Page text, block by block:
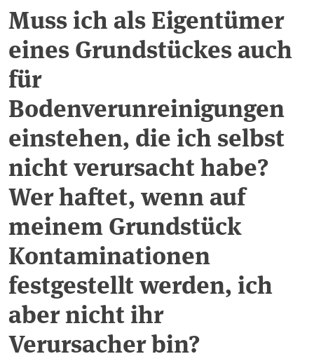
Muss ich als Eigentümer
eines Grundstückes auch
für
Bodenverunreinigungen
einstehen, die ich selbst
nicht verursacht habe?
Wer haftet, wenn auf
meinem Grundstück
Kontaminationen
festgestellt werden, ich
aber nicht ihr
Verursacher bin?